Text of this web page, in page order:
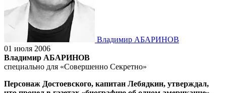
Владимир АБАРИНОВ
01 июля 2006
Владимир АБАРИНОВ
специально для «Совершенно Секретно»
Персонаж Достоевского, капитан Лебядкин, утверждал,